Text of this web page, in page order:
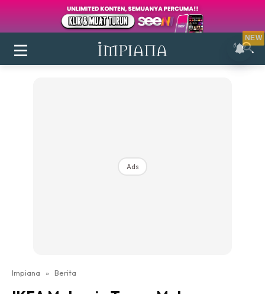
Login|Register
Ads
Impiana » Berita
NEW